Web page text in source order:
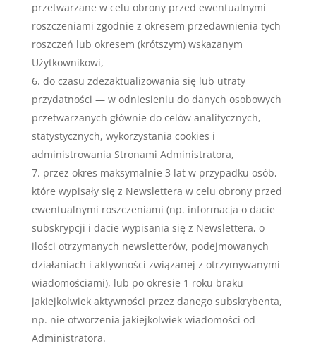
przetwarzane w celu obrony przed ewentualnymi
roszczeniami zgodnie z okresem przedawnienia tych
roszczeń lub okresem (krótszym) wskazanym
Użytkownikowi,
do czasu zdezaktualizowania się lub utraty
przydatności — w odniesieniu do danych osobowych
przetwarzanych głównie do celów analitycznych,
statystycznych, wykorzystania cookies i
administrowania Stronami Administratora,
przez okres maksymalnie 3 lat w przypadku osób,
które wypisały się z Newslettera w celu obrony przed
ewentualnymi roszczeniami (np. informacja o dacie
subskrypcji i dacie wypisania się z Newslettera, o
ilości otrzymanych newsletterów, podejmowanych
działaniach i aktywności związanej z otrzymywanymi
wiadomościami), lub po okresie 1 roku braku
jakiejkolwiek aktywności przez danego subskrybenta,
np. nie otworzenia jakiejkolwiek wiadomości od
Administratora.